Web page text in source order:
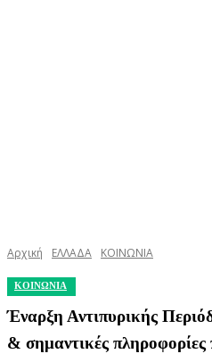
Αρχική ΕΛΛΑΔΑ ΚΟΙΝΩΝΙΑ
ΚΟΙΝΩΝΙΑ
Έναρξη Αντιπυρικής
& σημαντικές πληροφορίες